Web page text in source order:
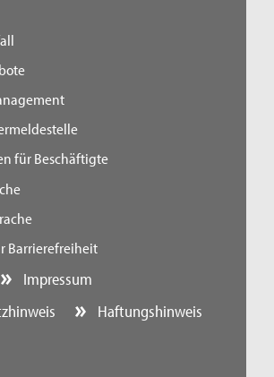
für Beschäftigte
Barrierefreiheit
Impressum
Haftungshinweis